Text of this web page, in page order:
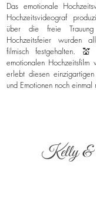
Das emotionale
Hochzeitsvideograf
über die freie
Hochzeitsfeier wurden
filmisch festgehalten.
emotionalen
erlebt diesen
und Emotionen noch einmal
Kelly &